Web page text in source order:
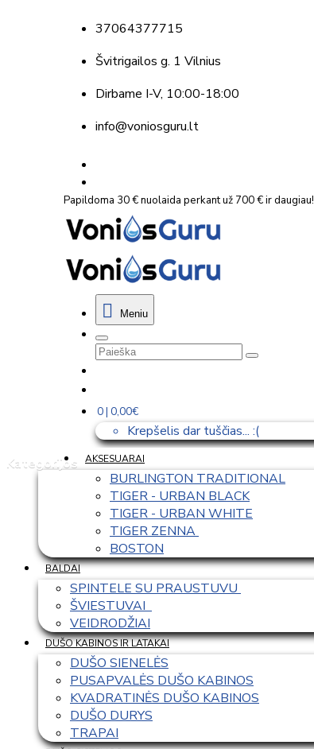
37064377715
Švitrigailos g. 1 Vilnius
Dirbame I-V, 10:00-18:00
info@voniosguru.lt
Papildoma 30 € nuolaida perkant už 700 € ir daugiau!
Meniu
0 | 0,00€
Krepšelis dar tuščias... :(
Kategorijos
AKSESUARAI
BURLINGTON TRADITIONAL
TIGER - URBAN BLACK
TIGER - URBAN WHITE
TIGER ZENNA
BOSTON
BALDAI
SPINTELE SU PRAUSTUVU
ŠVIESTUVAI
VEIDRODŽIAI
DUŠO KABINOS IR LATAKAI
DUŠO SIENELĖS
PUSAPVALĖS DUŠO KABINOS
KVADRATINĖS DUŠO KABINOS
DUŠO DURYS
TRAPAI